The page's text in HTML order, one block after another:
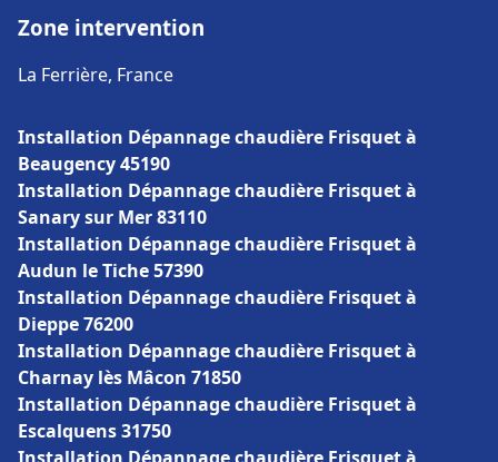
Zone intervention
La Ferrière, France
Installation Dépannage chaudière Frisquet à
Beaugency 45190
Installation Dépannage chaudière Frisquet à
Sanary sur Mer 83110
Installation Dépannage chaudière Frisquet à
Audun le Tiche 57390
Installation Dépannage chaudière Frisquet à
Dieppe 76200
Installation Dépannage chaudière Frisquet à
Charnay lès Mâcon 71850
Installation Dépannage chaudière Frisquet à
Escalquens 31750